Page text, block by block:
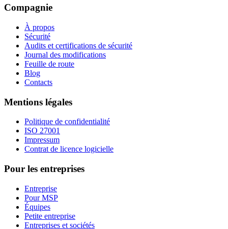
Compagnie
À propos
Sécurité
Audits et certifications de sécurité
Journal des modifications
Feuille de route
Blog
Contacts
Mentions légales
Politique de confidentialité
ISO 27001
Impressum
Contrat de licence logicielle
Pour les entreprises
Entreprise
Pour MSP
Équipes
Petite entreprise
Entreprises et sociétés